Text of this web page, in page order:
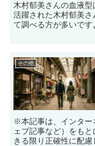
木村郁美さんの血液
活躍された木村郁美
て調べる方が多いで
その他
※本記事は、インター
ェブ記事など）をも
きる限り正確性に配